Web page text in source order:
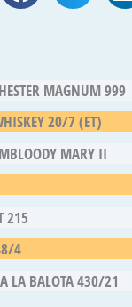
MAGNUM 999
20/7 (ET)
MARY II
215
4
LA BALOTA 430/21